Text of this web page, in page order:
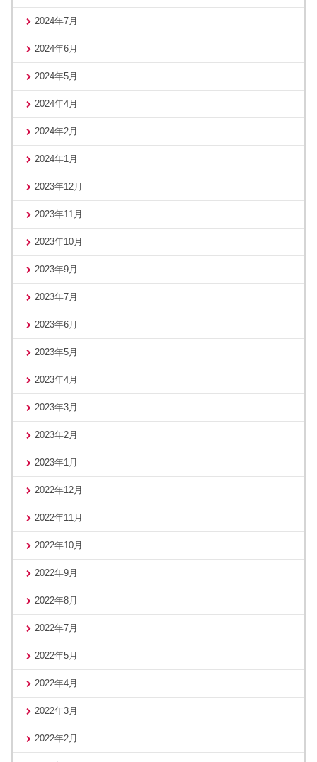
2024年7月
2024年6月
2024年5月
2024年4月
2024年2月
2024年1月
2023年12月
2023年11月
2023年10月
2023年9月
2023年7月
2023年6月
2023年5月
2023年4月
2023年3月
2023年2月
2023年1月
2022年12月
2022年11月
2022年10月
2022年9月
2022年8月
2022年7月
2022年5月
2022年4月
2022年3月
2022年2月